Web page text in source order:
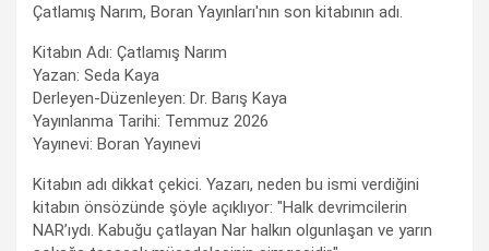
Çatlamış Narım, Boran Yayınları'nın son kitabının adı.
Kitabın Adı: Çatlamış Narım
Yazan: Seda Kaya
Derleyen-Düzenleyen: Dr. Barış Kaya
Yayınlanma Tarihi: Temmuz 2026
Yayınevi: Boran Yayınevi
Kitabın adı dikkat çekici. Yazarı, neden bu ismi verdiğini
kitabın önsözünde şöyle açıklıyor: "Halk devrimcilerin
NAR’ıydı. Kabuğu çatlayan Nar halkın olgunlaşan ve yarın